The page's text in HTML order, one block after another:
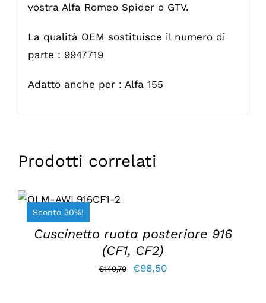
vostra Alfa Romeo Spider o GTV.
La qualità OEM sostituisce il numero di
parte : 9947719
Adatto anche per : Alfa 155
Prodotti correlati
Sconto 30%!
CARRELLO
/
DETTAGLI
Cuscinetto ruota posteriore 916
(CF1, CF2)
€140,70
Il
€98,50